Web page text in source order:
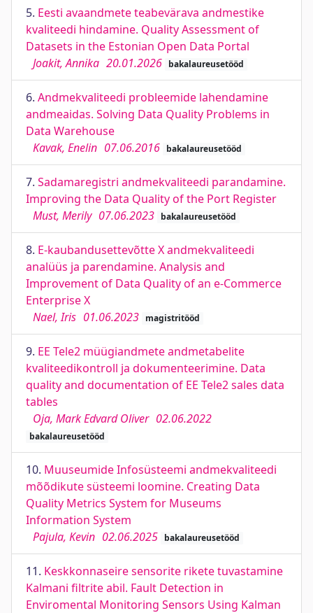
5. Eesti avaandmete teabevärava andmestike
kvaliteedi hindamine. Quality Assessment of
Datasets in the Estonian Open Data Portal
Joakit, Annika 20.01.2026 bakalaureusetööd
6. Andmekvaliteedi probleemide lahendamine
andmeaidas. Solving Data Quality Problems in
Data Warehouse
Kavak, Enelin 07.06.2016 bakalaureusetööd
7. Sadamaregistri andmekvaliteedi parandamine.
Improving the Data Quality of the Port Register
Must, Merily 07.06.2023 bakalaureusetööd
8. E-kaubandusettevõtte X andmekvaliteedi
analüüs ja parendamine. Analysis and
Improvement of Data Quality of an e-Commerce
Enterprise X
Nael, Iris 01.06.2023 magistritööd
9. EE Tele2 müügiandmete andmetabelite
kvaliteedikontroll ja dokumenteerimine. Data
quality and documentation of EE Tele2 sales data
tables
Oja, Mark Edvard Oliver 02.06.2022
bakalaureusetööd
10. Muuseumide Infosüsteemi andmekvaliteedi
mõõdikute süsteemi loomine. Creating Data
Quality Metrics System for Museums
Information System
Pajula, Kevin 02.06.2025 bakalaureusetööd
11. Keskkonnaseire sensorite rikete tuvastamine
Kalmani filtrite abil. Fault Detection in
Enviromental Monitoring Sensors Using Kalman